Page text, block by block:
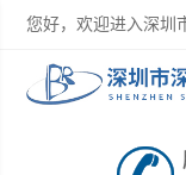
您好，欢迎进入深圳